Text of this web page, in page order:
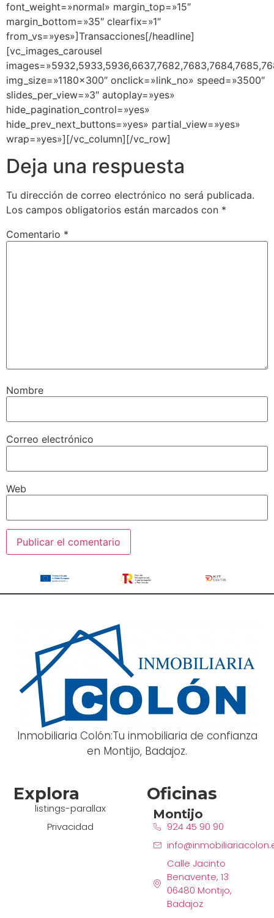
font_weight=»normal» margin_top=»15″
margin_bottom=»35″ clearfix=»1″
from_vs=»yes»]Transacciones[/headline]
[vc_images_carousel
img_size=»1180×300″ onclick=»link_no» speed=»3500″
slides_per_view=»3″ autoplay=»yes»
hide_pagination_control=»yes»
hide_prev_next_buttons=»yes» partial_view=»yes»
wrap=»yes»][/vc_column][/vc_row]
Deja una respuesta
Tu dirección de correo electrónico no será publicada.
Los campos obligatorios están marcados con *
Comentario *
Nombre
Correo electrónico
Web
Inmobiliaria Colón:Tu inmobiliaria de confianza
en Montijo, Badajoz.
Explora
listings-parallax
Privacidad
Oficinas
Montijo
924 45 90 90
Calle Jacinto
Benavente, 13
06480 Montijo,
Badajoz